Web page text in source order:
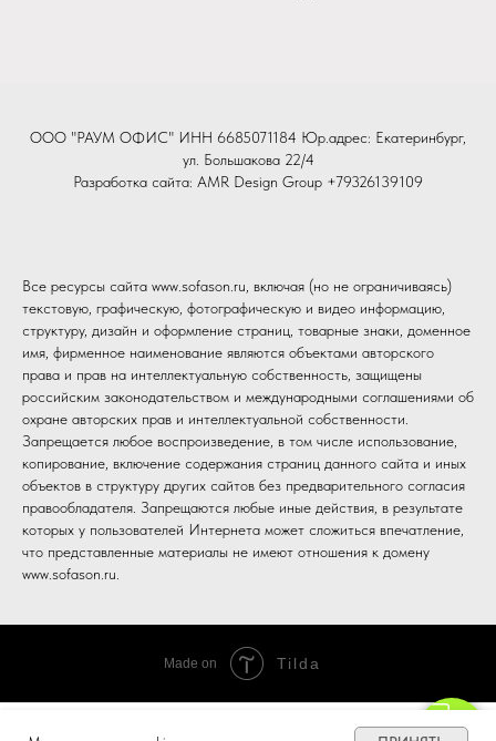
ООО "РАУМ ОФИС" ИНН 6685071184 Юр.адрес: Екатеринбург,
ул. Большакова 22/4
Разработка сайта: AMR Design Group +79326139109
Все ресурсы сайта www.sofason.ru, включая (но не ограничиваясь)
текстовую, графическую, фотографическую и видео информацию,
структуру, дизайн и оформление страниц, товарные знаки, доменное
имя, фирменное наименование являются объектами авторского
права и прав на интеллектуальную собственность, защищены
российским законодательством и международными соглашениями об
охране авторских прав и интеллектуальной собственности.
Запрещается любое воспроизведение, в том числе использование,
копирование, включение содержания страниц данного сайта и иных
объектов в структуру других сайтов без предварительного согласия
правообладателя. Запрещаются любые иные действия, в результате
которых у пользователей Интернета может сложиться впечатление,
что представленные материалы не имеют отношения к домену
www.sofason.ru.
Made on Tilda